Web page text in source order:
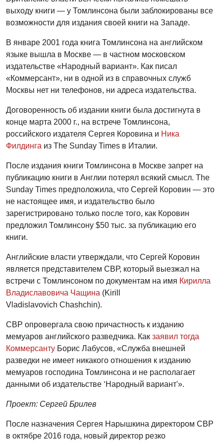
выходу книги — у Томлинсона были заблокированы все
возможности для издания своей книги на Западе.
В январе 2001 года книга Томлинсона на английском
языке вышла в Москве — в частном московском
издательстве «Народный вариант». Как писал
«Коммерсант», ни в одной из в справочных служб
Москвы нет ни телефонов, ни адреса издательства.
Договоренность об издании книги была достигнута в
конце марта 2000 г., на встрече Томлинсона,
российского издателя Сергея Коровина и Ника
Филдинга из The Sunday Times в Италии.
После издания книги Томлинсона в Москве запрет на
публикацию книги в Англии потерял всякий смысл. The
Sunday Times предположила, что Сергей Коровин — это
не настоящее имя, и издательство было
зарегистрировано только после того, как Коровин
предложил Томлинсону $50 тыс. за публикацию его
книги.
Английские власти утверждали, что Сергей Коровин
является представителем СВР, который выезжал на
встречи с Томлинсоном по документам на имя Кирилла
Владиславовича Чащина (Kirill
Vladislavovich Chashchin).
СВР опровергала свою причастность к изданию
мемуаров английского разведчика. Как заявил тогда
Коммерсанту Борис Лабусов, «Служба внешней
разведки не имеет никакого отношения к изданию
мемуаров господина Томлинсона и не располагает
данными об издательстве ‘Народный вариант'».
Проект: Сергей Брилев
После назначения Сергея Нарышкина директором СВР
в октябре 2016 года, новый директор резко